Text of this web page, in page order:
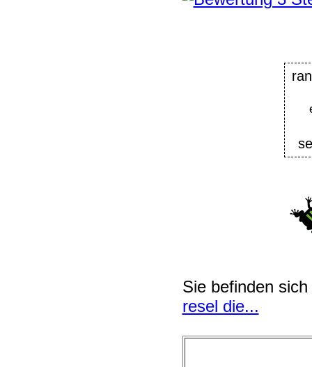
Sie befinden
resel die...